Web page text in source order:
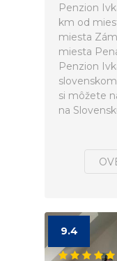
Penzion
km od
miesta
miesta
Penzion
si môžete
na
9.4